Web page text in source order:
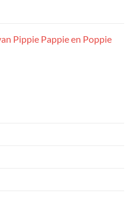
Pippie Pappie en Poppie